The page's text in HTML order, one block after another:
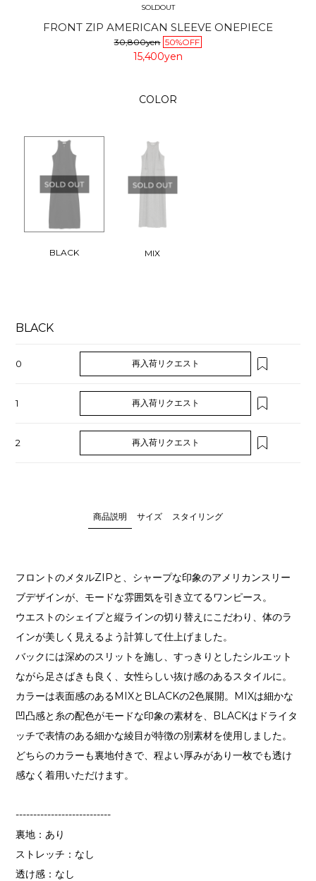
SOLDOUT
FRONT ZIP AMERICAN SLEEVE ONEPIECE
30,800yen 50%OFF
15,400yen
COLOR
BLACK MIX
BLACK
0 再入荷リクエスト
1 再入荷リクエスト
2 再入荷リクエスト
商品説明 サイズ スタイリング
フロントのメタルZIPと、シャープな印象のアメリカンスリー
ブデザインが、モードな雰囲気を引き立てるワンピース。
ウエストのシェイプと縦ラインの切り替えにこだわり、体のラ
インが美しく見えるよう計算して仕上げました。
バックには深めのスリットを施し、すっきりとしたシルエット
ながら足さばきも良く、女性らしい抜け感のあるスタイルに。
カラーは表面感のあるMIXとBLACKの2色展開。MIXは細かな
凹凸感と糸の配色がモードな印象の素材を、BLACKはドライタ
ッチで表情のある細かな綾目が特徴の別素材を使用しました。
どちらのカラーも裏地付きで、程よい厚みがあり一枚でも透け
感なく着用いただけます。
---------------------------
裏地：あり
ストレッチ：なし
透け感：なし